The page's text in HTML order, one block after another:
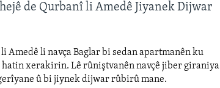
de Qurbanî li Amedê Jiyanek Dijwar
Amedê li navça Baglar bi sedan apartmanên ku
xerakirin. Lê rûniştvanên navçê jiber giraniya
û bi jiynek dijwar rûbirû mane.